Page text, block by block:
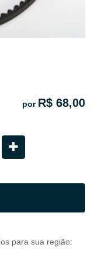
por R$ 68,00
para sua região: